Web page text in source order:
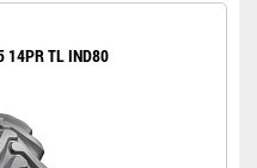
TL IND80